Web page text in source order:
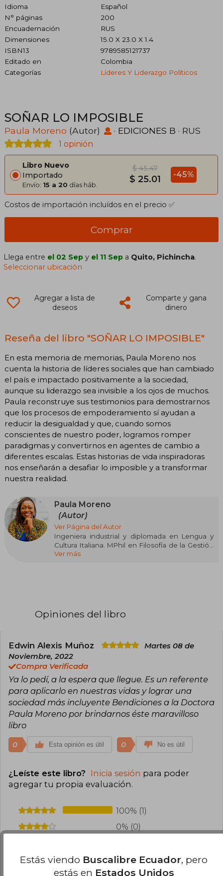
Idioma
Español
N° páginas
200
Encuadernación
RUS
Dimensiones
15.0 X 23.0 X 1.4
ISBN13
9789585121737
Editado en
Colombia
Categorías
Líderes Y Liderazgo Políticos
SOÑAR LO IMPOSIBLE
Paula Moreno (Autor) · EDICIONES B · RUS
1 opinión
Libro Nuevo
Importado
Envío: 15 a 20 días háb.
$ 45.47
$ 25.01 -45%
Costos de importación incluídos en el precio ✅
Comprar
Llega entre el 02 Sep y el 11 Sep a Quito, Pichincha.
Seleccionar ubicación
Agregar a lista de
deseos
Comparte y gana
dinero
Reseña del libro "SOÑAR LO IMPOSIBLE"
En esta memoria de memorias, Paula Moreno nos
cuenta la historia de líderes sociales que han cambiado
el país e impactado positivamente a la sociedad,
aunque su liderazgo sea invisible a los ojos de muchos.
Paula reconstruye sus testimonios para demostrarnos
que los procesos de empoderamiento sí ayudan a
reducir la desigualdad y que, cuando somos
conscientes de nuestro poder, logramos romper
paradigmas y convertirnos en agentes de cambio a
diferentes escalas. Estas historias de vida inspiradoras
nos enseñarán a desafiar lo imposible y a transformar
nuestra realidad.
Paula Moreno
(Autor)
Ver Página del Autor
Ingeniera industrial y diplomada en Lengua y
Cultura Italiana. MPhil en Filosofía de la Gestión
de la Universidad de Cambridge, con estudios
Águila Azteca del Gobierno de México, el
Fue reconocida por la BBC como una de las
cien mujeres líderes en el mundo, y por la ONU
como una de las cien líderes afrodescendientes
más influyentes. En 2010 fundó la corporación
Manos Visibles, que preside en la actualidad, y
desde 2014 es miembro de la Junta Directiva de
la Fundación Ford. Es autora de El poder de lo
invisible (Ediciones B) y ha sido columnista de El
Tiempo por más de una década. Instagram:
Ver más
Opiniones del libro
Edwin Alexis Muñoz
Martes 08 de
Noviembre, 2022
Compra Verificada
Ya lo pedí, a la espera que llegue. Es un referente
para aplicarlo en nuestras vidas y lograr una
sociedad más incluyente Bendiciones a la Doctora
Paula Moreno por brindarnos éste maravilloso
libro
0 Esta opinión es útil 0 No es útil
¿Leíste este libro? Inicia sesión para poder
agregar tu propia evaluación.
100% (1)
0% (0)
0% (0)
Estás viendo Buscalibre Ecuador, pero
estás en Estados Unidos